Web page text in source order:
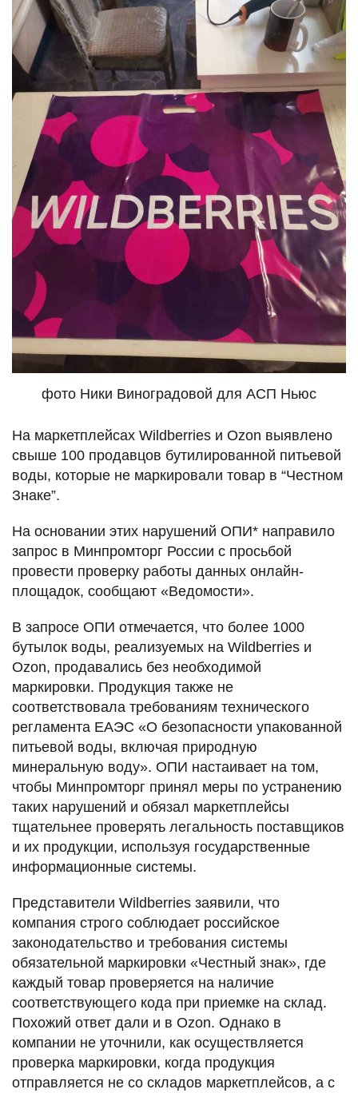
фото Ники Виноградовой для АСП Ньюс
На маркетплейсах Wildberries и Ozon выявлено
свыше 100 продавцов бутилированной питьевой
воды, которые не маркировали товар в “Честном
Знаке”.
На основании этих нарушений ОПИ* направило
запрос в Минпромторг России с просьбой
провести проверку работы данных онлайн-
площадок, сообщают «Ведомости».
В запросе ОПИ отмечается, что более 1000
бутылок воды, реализуемых на Wildberries и
Ozon, продавались без необходимой
маркировки. Продукция также не
соответствовала требованиям технического
регламента ЕАЭС «О безопасности упакованной
питьевой воды, включая природную
минеральную воду». ОПИ настаивает на том,
чтобы Минпромторг принял меры по устранению
таких нарушений и обязал маркетплейсы
тщательнее проверять легальность поставщиков
и их продукции, используя государственные
информационные системы.
Представители Wildberries заявили, что
компания строго соблюдает российское
законодательство и требования системы
обязательной маркировки «Честный знак», где
каждый товар проверяется на наличие
соответствующего кода при приемке на склад.
Похожий ответ дали и в Ozon. Однако в
компании не уточнили, как осуществляется
проверка маркировки, когда продукция
отправляется не со складов маркетплейсов, а с